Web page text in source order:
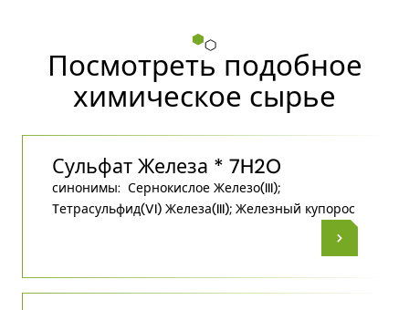
Посмотреть подобное
химическое сырье
Сульфат Железа * 7H2O
синонимы: Сернокислое Железо(III);
Tетрасульфид(VI) Железа(III); Железный купорос